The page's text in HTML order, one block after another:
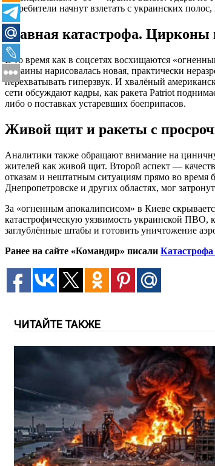
истребители начнут взлетать с украинских
Главная катастрофа. Цирконы
В то время как в соцсетях восхищаются
Украины нарисовалась новая, практически
перехватывать гиперзвук. И хвалёный
сети обсуждают кадры, как ракета Patriot
либо о поставках устаревших боеприпасов.
Живой щит и ракеты с
Аналитики также обращают внимание на
жителей как живой щит. Второй аспект —
отказам и нештатным ситуациям прямо во
Днепропетровске и других областях, мог
За «огненным апокалипсисом» в Киеве
катастрофическую уязвимость украинской ПВО,
заглублённые штабы и готовить уничтожение
Ранее на сайте «Командир» писали
ЧИТАЙТЕ ТАКЖЕ